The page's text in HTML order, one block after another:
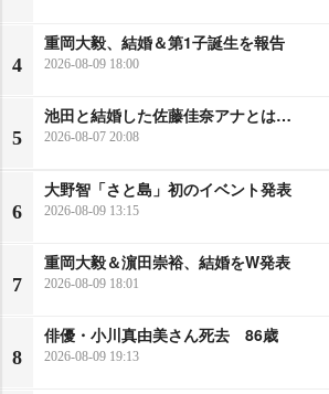
4
重岡大毅、結婚＆第1子誕生を報告
2026-08-09 18:00
5
池田と結婚した佐藤佳奈アナとは…
2026-08-07 20:08
6
大野智「さと島」初のイベント発表
2026-08-09 13:15
7
重岡大毅＆濵田崇裕、結婚をW発表
2026-08-09 18:01
8
俳優・小川真由美さん死去 86歳
2026-08-09 19:13